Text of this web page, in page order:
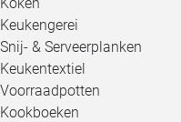
Keukengerei
Snij- & Serveerplanken
Keukentextiel
Voorraadpotten
Kookboeken